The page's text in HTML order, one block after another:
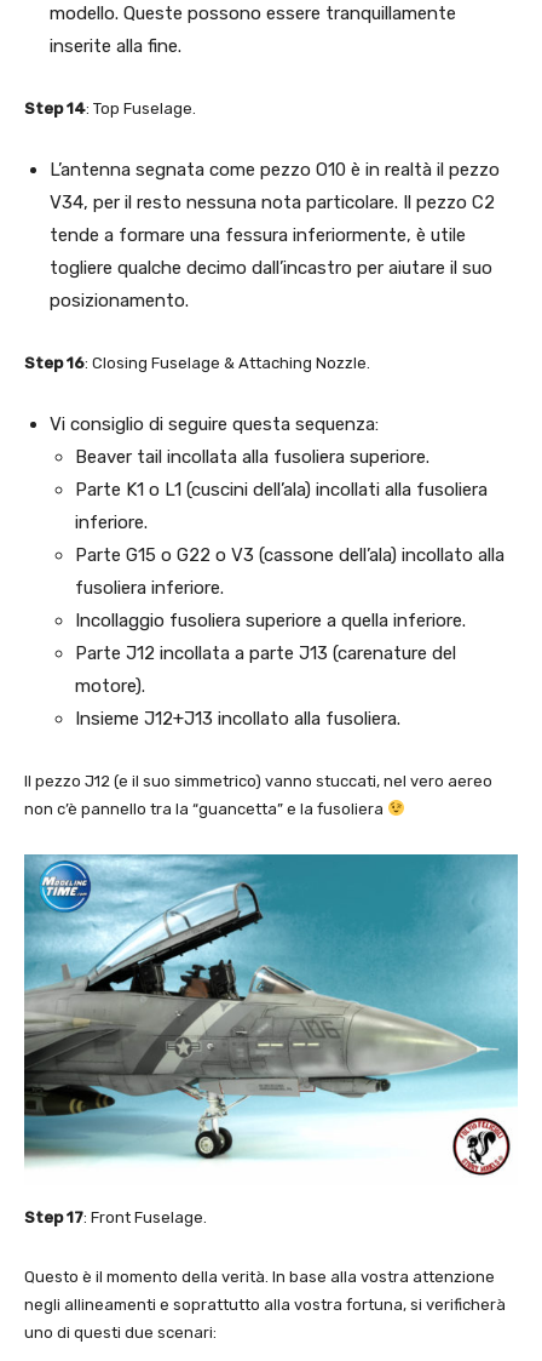
modello. Queste possono essere tranquillamente
inserite alla fine.
Step 14: Top Fuselage.
L’antenna segnata come pezzo O10 è in realtà il pezzo
V34, per il resto nessuna nota particolare. Il pezzo C2
tende a formare una fessura inferiormente, è utile
togliere qualche decimo dall’incastro per aiutare il suo
posizionamento.
Step 16: Closing Fuselage & Attaching Nozzle.
Vi consiglio di seguire questa sequenza:
Beaver tail incollata alla fusoliera superiore.
Parte K1 o L1 (cuscini dell’ala) incollati alla fusoliera
inferiore.
Parte G15 o G22 o V3 (cassone dell’ala) incollato alla
fusoliera inferiore.
Incollaggio fusoliera superiore a quella inferiore.
Parte J12 incollata a parte J13 (carenature del
motore).
Insieme J12+J13 incollato alla fusoliera.
Il pezzo J12 (e il suo simmetrico) vanno stuccati, nel vero aereo
non c’è pannello tra la “guancetta” e la fusoliera
Step 17: Front Fuselage.
Questo è il momento della verità. In base alla vostra attenzione
negli allineamenti e soprattutto alla vostra fortuna, si verificherà
uno di questi due scenari: